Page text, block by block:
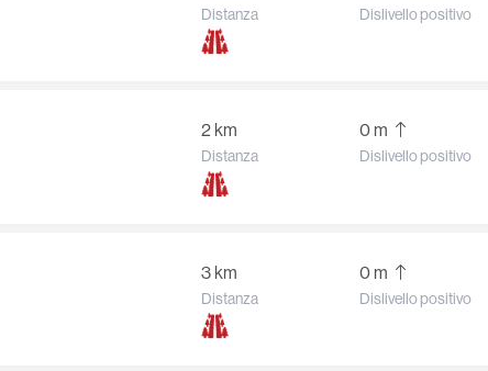
Distanza Dislivello positivo
2 km
Distanza
0 m
Dislivello positivo
3 km
Distanza
0 m
Dislivello positivo